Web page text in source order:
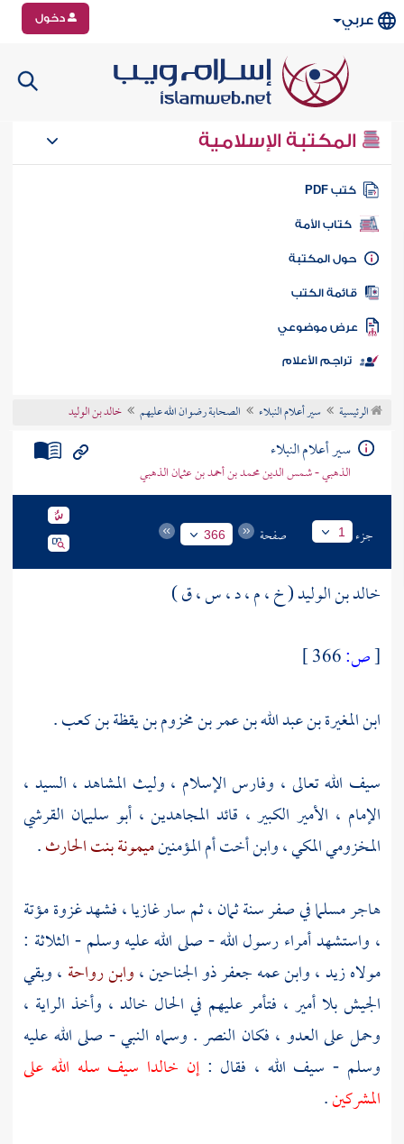
عربي دخول
المكتبة الإسلامية
كتب PDF
كتاب الأمة
المكتبة
الكتب
موضوعي
تراجم الأعلام
الرئيسية سير أعلام النبلاء الصحابة رضوان الله عليهم خالد بن الوليد
سير أعلام النبلاء
الذهبي - شمس الدين محمد بن أحمد بن عثمان الذهبي
جزء 1 صفحة 366
خالد بن الوليد ( خ ، م ، د ، س ، ق )
[ص:
ابن المغيرة بن عبد الله بن عمر بن مخزوم بن يقظة بن كعب .
سيف الله تعالى ، وفارس الإسلام ، وليث المشاهد ، السيد ،
الإمام ، الأمير الكبير ، قائد المجاهدين ، أبو سليمان القرشي
المخزومي المكي ، وابن أخت أم المؤمنينميمونة بنت الحارث.
هاجر مسلما في صفر سنة ثمان ، ثم سار غازيا ، فشهد غزوةمؤتة
، واستشهد أمراء رسول الله - صلى الله عليه وسلم - الثلاثة :
مولاهزيد، وابن عمهجعفر ذو الجناحين،وابن رواحة ، وبقي
الجيش بلا أمير ، فتأمر عليهم في الحال خالد ، وأخذ الراية ،
وحمل على العدو ، فكان النصر . وسماه النبي - صلى الله عليه
وسلم - سيف الله ، فقال :إن خالدا سيف سله الله على
المشركين.